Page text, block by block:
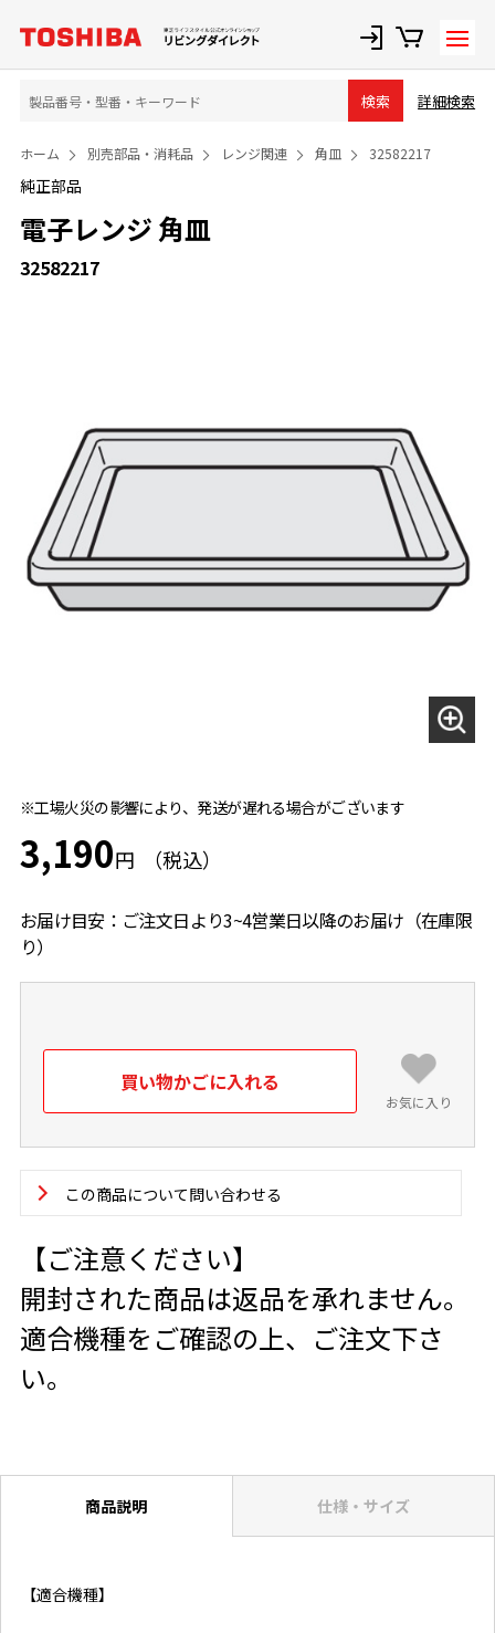
検索 詳細検索
ホーム 別売部品・消耗品 レンジ関連 角皿 32582217
純正部品
電子レンジ 角皿
3,190円
32582217
お届け目安：ご注文日より3~4営業日以降のお届け（在庫限
り）
※工場火災の影響により、発送が遅れる場合がございます
お気に入り
この商品について問い合わせる
【ご注意ください】
開封された商品は返品を承れません。
適合機種をご確認の上、ご注文下さ
い。
商品説明 仕様・サイズ
【適合機種】